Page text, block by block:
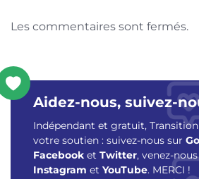
Les commentaires sont fermés.
Aidez-nous, suivez-
Indépendant et gratuit,
votre soutien : suivez-nous sur
Facebook et Twitter, venez-
Instagram et YouTube. MERCI !